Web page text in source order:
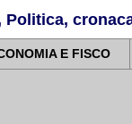
E FISCO